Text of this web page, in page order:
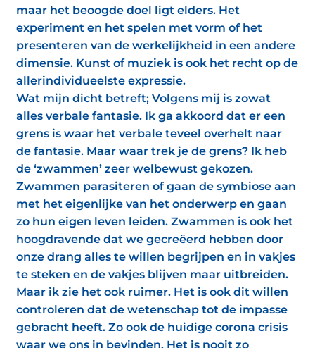
maar het beoogde doel ligt elders. Het
experiment en het spelen met vorm of het
presenteren van de werkelijkheid in een andere
dimensie. Kunst of muziek is ook het recht op de
allerindividueelste expressie.
Wat mijn dicht betreft; Volgens mij is zowat
alles verbale fantasie. Ik ga akkoord dat er een
grens is waar het verbale teveel overhelt naar
de fantasie. Maar waar trek je de grens? Ik heb
de ‘zwammen’ zeer welbewust gekozen.
Zwammen parasiteren of gaan de symbiose aan
met het eigenlijke van het onderwerp en gaan
zo hun eigen leven leiden. Zwammen is ook het
hoogdravende dat we gecreëerd hebben door
onze drang alles te willen begrijpen en in vakjes
te steken en de vakjes blijven maar uitbreiden.
Maar ik zie het ook ruimer. Het is ook dit willen
controleren dat de wetenschap tot de impasse
gebracht heeft. Zo ook de huidige corona crisis
waar we ons in bevinden. Het is nooit zo